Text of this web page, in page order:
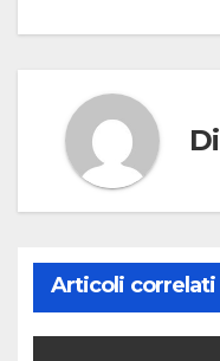
Di
Articoli correlati